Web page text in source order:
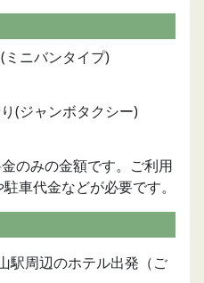
ミニバンタイプ)
(ジャンボタクシー)
のみの金額です。ご利用
車代金などが必要です。
駅周辺のホテル出発（ご